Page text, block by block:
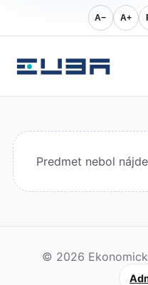
A− A+
Predmet nebol
© 2026